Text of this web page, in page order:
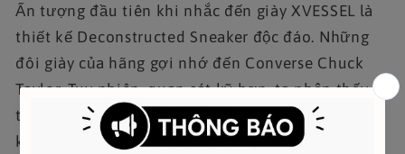
Ấn tượng đầu tiên khi nhắc đến giày XVESSEL là
thiết kế Deconstructed Sneaker độc đáo. Những
đôi giày của hãng gợi nhớ đến Converse Chuck
Taylor. Tuy nhiên, quan sát kỹ hơn, ta nhận thấy
thiết kế của XVESSEL phức tạp hơn, với đường
khâu khéo léo và màu sắc bắt mắt, hướng đến